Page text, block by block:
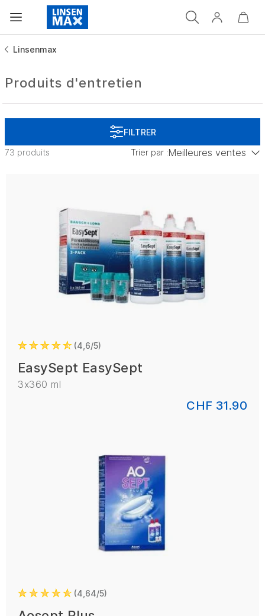
Linsenmax
Produits d'entretien
73 produits Trier par :Meilleures ventes
4,6/5
EasySept EasySept
3x360 ml
CHF 31.90
4,64/5